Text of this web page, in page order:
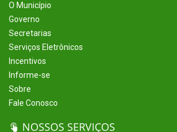
O Município
Governo
Secretarias
Serviços Eletrônicos
Incentivos
Informe-se
Sobre
Fale Conosco
NOSSOS SERVIÇOS